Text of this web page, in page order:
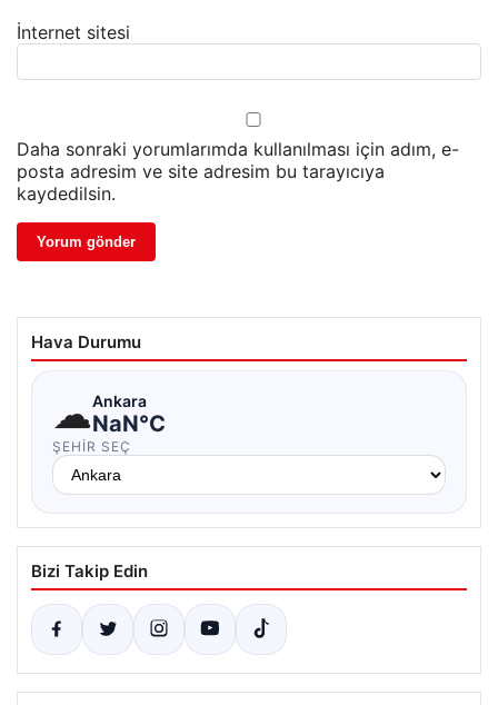
İnternet sitesi
Daha sonraki yorumlarımda kullanılması için adım, e-
posta adresim ve site adresim bu tarayıcıya
kaydedilsin.
Hava Durumu
☁Ankara
NaN°C
ŞEHIR SEÇ
Bizi Takip Edin